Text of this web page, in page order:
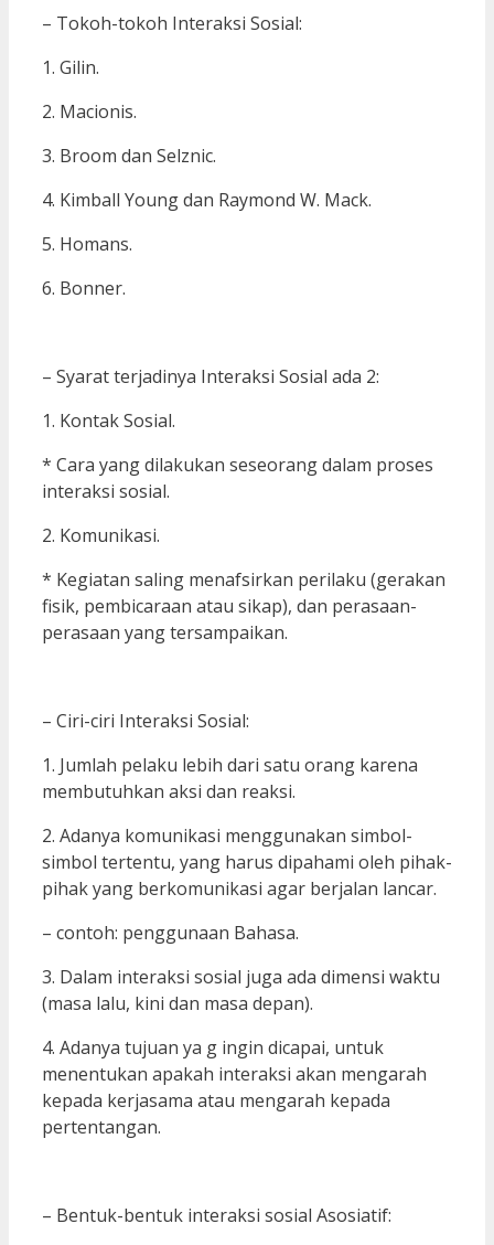
– Tokoh-tokoh Interaksi Sosial:
1. Gilin.
2. Macionis.
3. Broom dan Selznic.
4. Kimball Young dan Raymond W. Mack.
5. Homans.
6. Bonner.
– Syarat terjadinya Interaksi Sosial ada 2:
1. Kontak Sosial.
* Cara yang dilakukan seseorang dalam proses
interaksi sosial.
2. Komunikasi.
* Kegiatan saling menafsirkan perilaku (gerakan
fisik, pembicaraan atau sikap), dan perasaan-
perasaan yang tersampaikan.
– Ciri-ciri Interaksi Sosial:
1. Jumlah pelaku lebih dari satu orang karena
membutuhkan aksi dan reaksi.
2. Adanya komunikasi menggunakan simbol-
simbol tertentu, yang harus dipahami oleh pihak-
pihak yang berkomunikasi agar berjalan lancar.
– contoh: penggunaan Bahasa.
3. Dalam interaksi sosial juga ada dimensi waktu
(masa lalu, kini dan masa depan).
4. Adanya tujuan ya g ingin dicapai, untuk
menentukan apakah interaksi akan mengarah
kepada kerjasama atau mengarah kepada
pertentangan.
– Bentuk-bentuk interaksi sosial Asosiatif: